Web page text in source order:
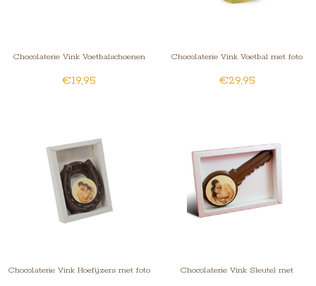
Chocolaterie Vink Voetbalschoenen
met foto
€19,95
Chocolaterie Vink Voetbal met foto
€29,95
Chocolaterie Vink Hoefijzers met foto Chocolaterie Vink Sleutel met